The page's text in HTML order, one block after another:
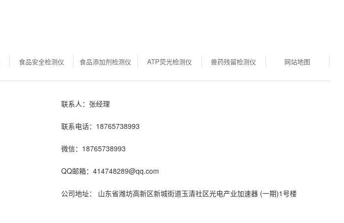
食品安全检测仪 食品添加剂检测仪 ATP荧光检测仪 兽药残留检测仪 网站地图
联系人：张经理
联系电话：18765738993
微信：18765738993
QQ邮箱：414748289@qq.com
公司地址： 山东省潍坊高新区新城街道玉清社区光电产业加速器 (一期)1号楼